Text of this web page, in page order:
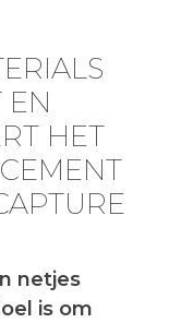
EN
HET
netjes
is om